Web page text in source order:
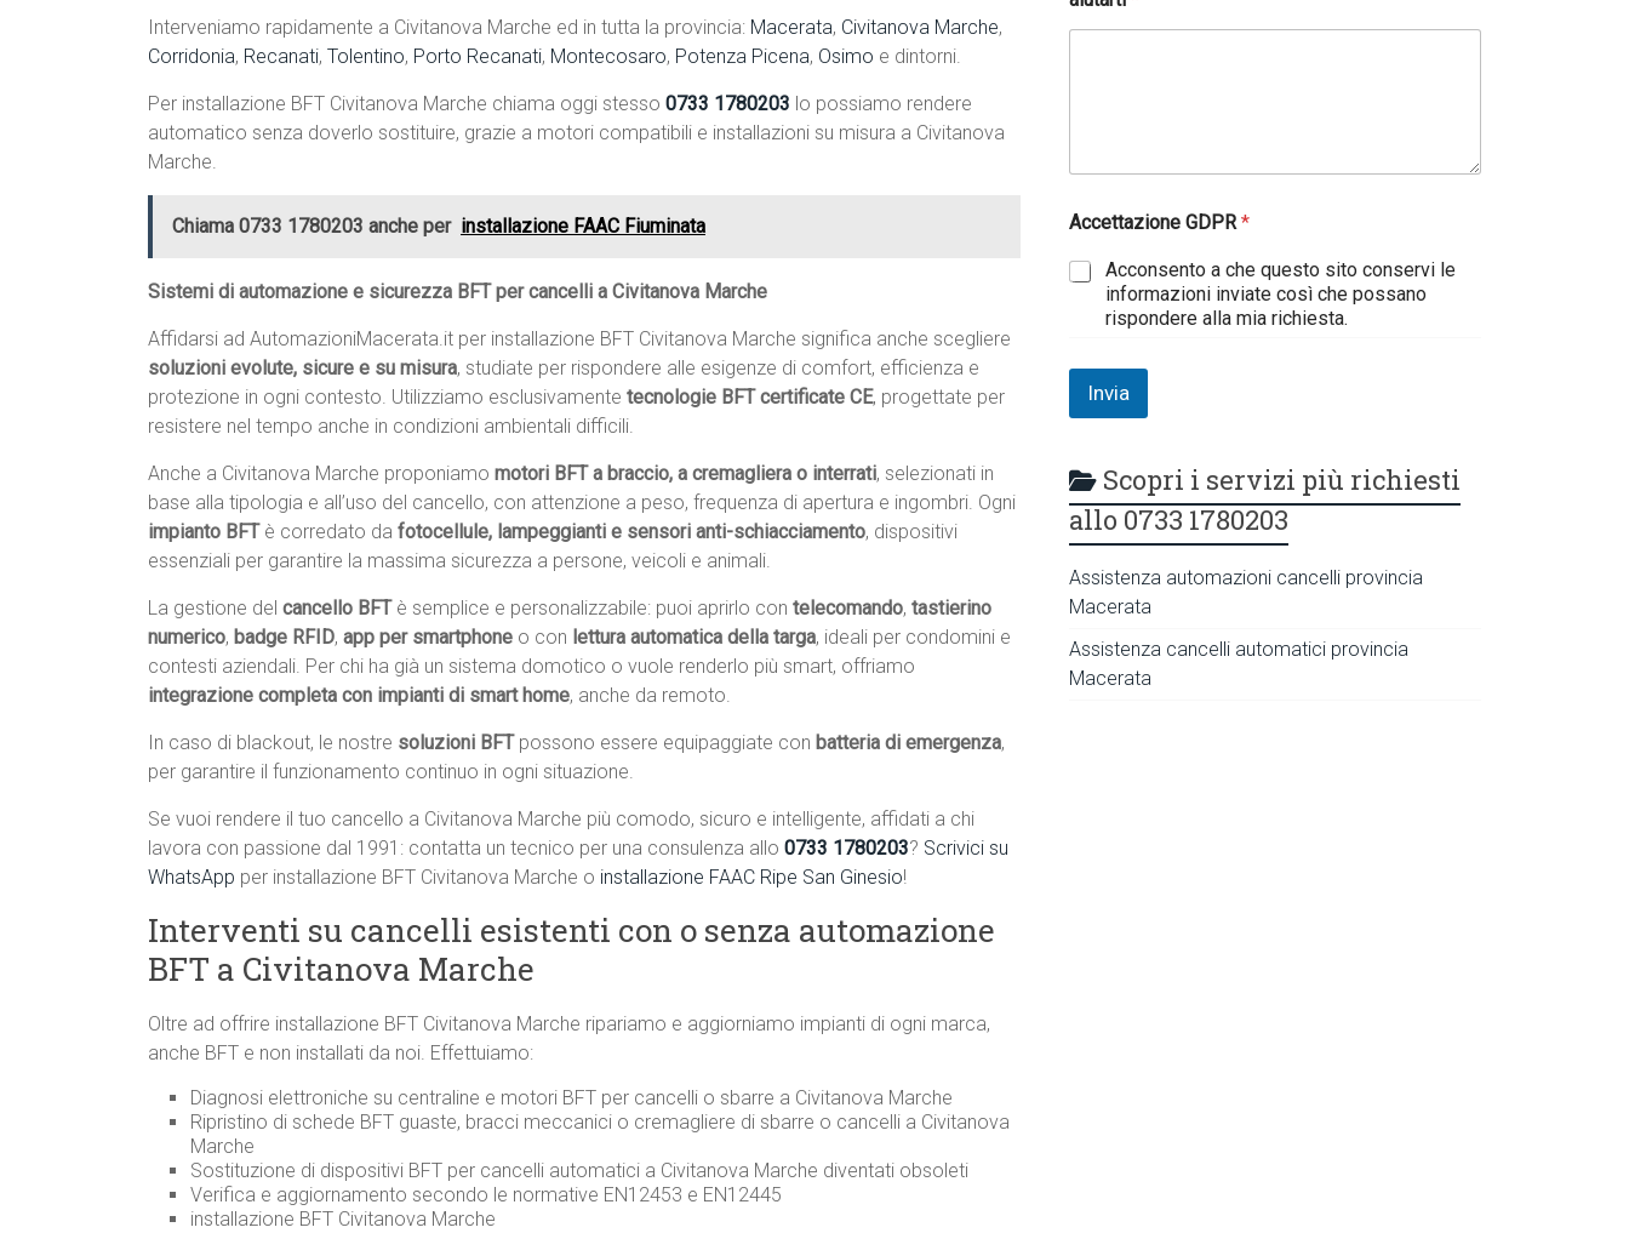
Interveniamo rapidamente a Civitanova Marche ed in tutta la provincia: Macerata, Civitanova Marche,
Corridonia, Recanati, Tolentino, Porto Recanati, Montecosaro, Potenza Picena, Osimo e dintorni.
Per installazione BFT Civitanova Marche chiama oggi stesso 0733 1780203 lo possiamo rendere
automatico senza doverlo sostituire, grazie a motori compatibili e installazioni su misura a Civitanova
Marche.
Chiama 0733 1780203 anche per installazione FAAC Fiuminata
Sistemi di automazione e sicurezza BFT per cancelli a Civitanova Marche
Affidarsi ad AutomazioniMacerata.it per installazione BFT Civitanova Marche significa anche scegliere
soluzioni evolute, sicure e su misura, studiate per rispondere alle esigenze di comfort, efficienza e
protezione in ogni contesto. Utilizziamo esclusivamente tecnologie BFT certificate CE, progettate per
resistere nel tempo anche in condizioni ambientali difficili.
Anche a Civitanova Marche proponiamo motori BFT a braccio, a cremagliera o interrati, selezionati in
base alla tipologia e all’uso del cancello, con attenzione a peso, frequenza di apertura e ingombri. Ogni
impianto BFTè corredato da fotocellule, lampeggianti e sensori anti-schiacciamento, dispositivi
essenziali per garantire la massima sicurezza a persone, veicoli e animali.
La gestione del cancello BFTè semplice e personalizzabile: puoi aprirlo con telecomando, tastierino
numerico, badge RFID, app per smartphone o con lettura automatica della targa, ideali per condomini e
contesti aziendali. Per chi ha già un sistema domotico o vuole renderlo più smart, offriamo
integrazione completa con impianti di smart home, anche da remoto.
In caso di blackout, le nostre soluzioni BFTpossono essere equipaggiate con batteria di emergenza,
per garantire il funzionamento continuo in ogni situazione.
Se vuoi rendere il tuo cancello a Civitanova Marche più comodo, sicuro e intelligente, affidati a chi
lavora con passione dal 1991: contatta un tecnico per una consulenza allo 0733 1780203? Scrivici su
WhatsApp per installazione BFT Civitanova Marche o installazione FAAC Ripe San Ginesio!
Interventi su cancelli esistenti con o senza automazione
BFT a Civitanova Marche
Oltre ad offrire installazione BFT Civitanova Marche ripariamo e aggiorniamo impianti di ogni marca,
anche BFT e non installati da noi. Effettuiamo:
Diagnosi elettroniche su centraline e motori BFT per cancelli o sbarre a Civitanova Marche
Ripristino di schede BFT guaste, bracci meccanici o cremagliere di sbarre o cancelli a Civitanova
Marche
Sostituzione di dispositivi BFT per cancelli automatici a Civitanova Marche diventati obsoleti
Verifica e aggiornamento secondo le normative EN12453 e EN12445
installazione BFT Civitanova Marche
c
o
a
o
a
Accettazione GDPR*
Acconsento a che questo sito conservi le
informazioni inviate così che possano
rispondere alla mia richiesta.
Invia
Scopri i servizi più richiesti
allo 0733 1780203
Assistenza automazioni cancelli provincia
Macerata
Assistenza cancelli automatici provincia
Macerata